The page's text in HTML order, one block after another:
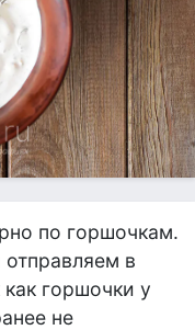
по горшочкам.
в
горшочки у
не